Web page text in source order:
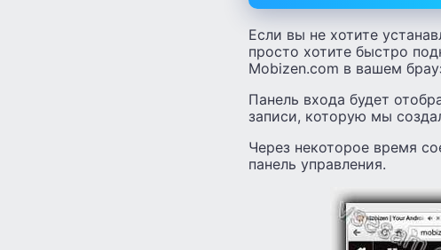
Если вы не хотите
просто хотите быстро
Mobizen.com в вашем
Панель входа будет
записи, которую мы
Через некоторое время
панель управления.